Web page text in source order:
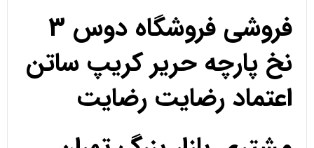
فروشی فروشگاه دوس 3
نخ پارچه حریر کریپ ساتن
اعتماد رضایت رضایت